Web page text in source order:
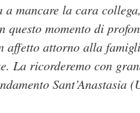
a mancare la cara
momento di
affetto attorno alla
La ricorderemo con
Sant’Anastasia